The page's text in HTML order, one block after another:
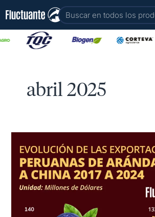
contenido
Buscar
abril 2025
Peruanos
Mercado
(2017-